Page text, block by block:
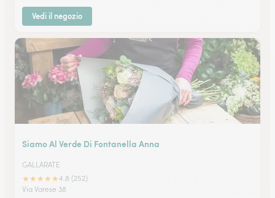
Vedi il negozio
Siamo Al Verde Di Fontanella Anna
GALLARATE
★★★★★4.8 (252)
Via Varese 38